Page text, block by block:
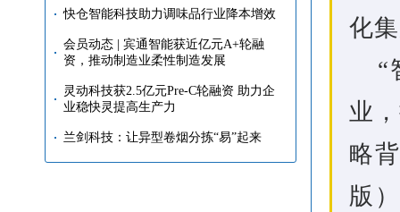
快仓智能科技助力调味品行业降本增效
会员动态 | 宾通智能获近亿元A+轮融
资，推动制造业柔性制造发展
灵动科技获2.5亿元Pre-C轮融资 助力企
业稳快灵提高生产力
兰剑科技：让异型卷烟分拣“易”起来
化
“
业
略
版